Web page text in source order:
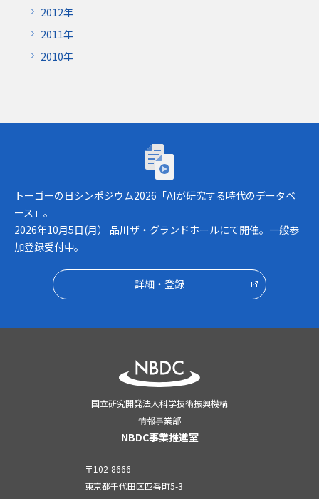
2012年
2011年
2010年
トーゴーの日シンポジウム2026「AIが研究
トーゴーの日シンポジウム2026「AIが研究する時代のデータベ
ース」。
2026年10月5日(月） 品川ザ・グランドホールにて開催。一般参
加登録受付中。
詳細・登録
国立研究開発法人科学技術振興機構
情報事業部
NBDC事業推進室
〒102-8666
東京都千代田区四番町5-3